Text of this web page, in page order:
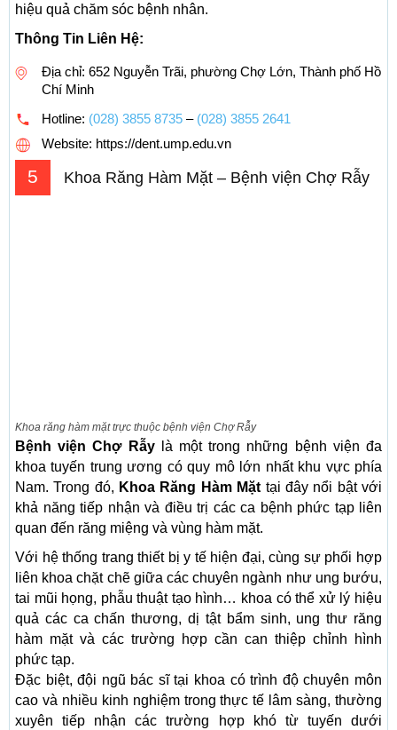
hiệu quả chăm sóc bệnh nhân.
Thông Tin Liên Hệ:
Địa chỉ: 652 Nguyễn Trãi, phường Chợ Lớn, Thành phố Hồ
Chí Minh
Hotline: (028) 3855 8735 – (028) 3855 2641
Website: https://dent.ump.edu.vn
5 Khoa Răng Hàm Mặt – Bệnh viện Chợ Rẫy
Khoa răng hàm mặt trực thuộc bệnh viện Chợ Rẫy
Bệnh viện Chợ Rẫylà một trong những bệnh viện đa
khoa tuyến trung ương có quy mô lớn nhất khu vực phía
Nam. Trong đó, Khoa Răng Hàm Mặt tại đây nổi bật với
khả năng tiếp nhận và điều trị các ca bệnh phức tạp liên
quan đến răng miệng và vùng hàm mặt.
Với hệ thống trang thiết bị y tế hiện đại, cùng sự phối hợp
liên khoa chặt chẽ giữa các chuyên ngành như ung bướu,
tai mũi họng, phẫu thuật tạo hình… khoa có thể xử lý hiệu
quả các ca chấn thương, dị tật bẩm sinh, ung thư răng
hàm mặt và các trường hợp cần can thiệp chỉnh hình
phức tạp.
Đặc biệt, đội ngũ bác sĩ tại khoa có trình độ chuyên môn
cao và nhiều kinh nghiệm trong thực tế lâm sàng, thường
xuyên tiếp nhận các trường hợp khó từ tuyến dưới